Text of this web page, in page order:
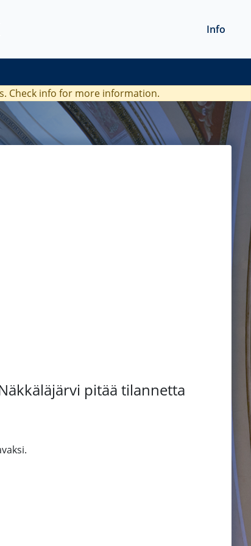
Info
Check info for more information.
pitää tilannetta